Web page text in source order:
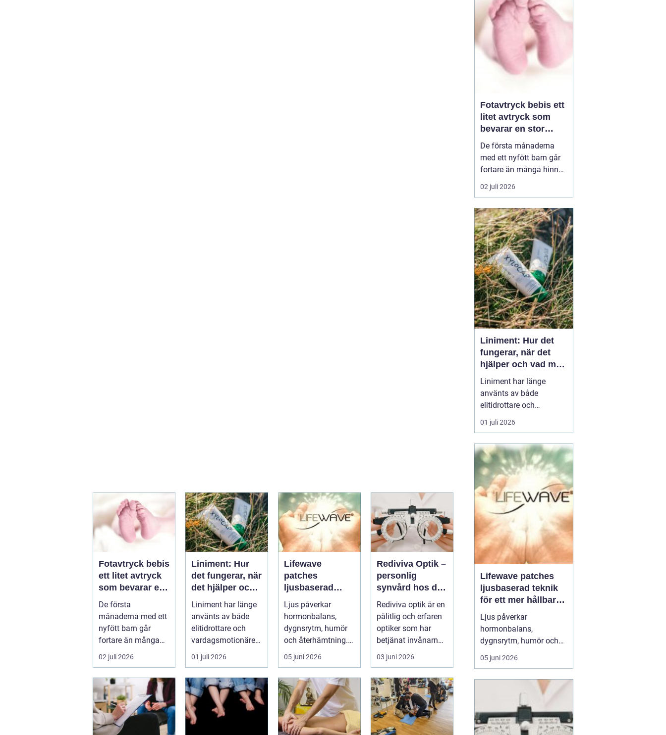
Fotavtryck bebis
ett litet avtryck
som bevarar en
stor stund
De första
månaderna med ett
nyfött barn går
fortare än många
hinner med. Ena
foten i...
02 juli 2026
Liniment: Hur
det fungerar, när
det hjälper och
vad man bör
tänka på
Liniment har länge
använts av både
elitidrottare och
vardagsmotionärer
för...
01 juli 2026
Lifewave
patches
ljusbaserad
teknik för ett
mer hållbart
välbefinnande
Ljus påverkar
hormonbalans,
dygnsrytm, humör
och återhämtning.
Under senare år har
05 juni 2026
Rediviva Optik –
personlig
synvård hos din
optiker i
Uppsala
Rediviva optik är en
pålitlig och erfaren
optiker som har
betjänat invånarna
i...
03 juni 2026
Köping när värken inte
längre går över av sig
själv, eller när
återkommand...
Fotavtryck bebis ett
litet avtryck som
bevarar en stor
stund
De första månaderna
med ett nyfött barn går
fortare än många hinner
med. Ena dagen ryms
hela foten i handflatan,
redan vuxit ur sina första
pyjamasar.Ett fotavtryck
bebis fångarjust den d...
02 juli 2026
Liniment: Hur det
fungerar, när det
hjälper och vad man
bör tänka på
Liniment har länge
använts av både
elitidrottare och
vardagsmotionärer för
att lindra värk, stelhet
hur fungerar dessa
krämer egentligen, vad
innehåller de och när
passar de b&...
01 juli 2026
Lifewave patches
ljusbaserad teknik
för ett mer hållbart
välbefinnande
Ljus påverkar
hormonbalans,
dygnsrytm, humör och
återhämtning. Under
senare år har en ny typ
gränslandet mellan
egen biologi:Lifewave
patches. De är små
05 juni 2026